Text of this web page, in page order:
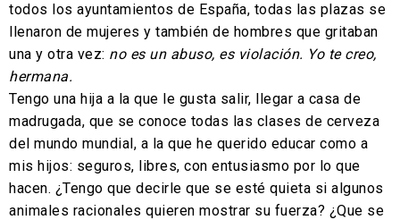
todos los ayuntamientos de España, todas las plazas se
llenaron de mujeres y también de hombres que gritaban
una y otra vez: no es un abuso, es violación. Yo te creo,
hermana.
Tengo una hija a la que le gusta salir, llegar a casa de
madrugada, que se conoce todas las clases de cerveza
del mundo mundial, a la que he querido educar como a
mis hijos: seguros, libres, con entusiasmo por lo que
hacen. ¿Tengo que decirle que se esté quieta si algunos
animales racionales quieren mostrar su fuerza? ¿Que se